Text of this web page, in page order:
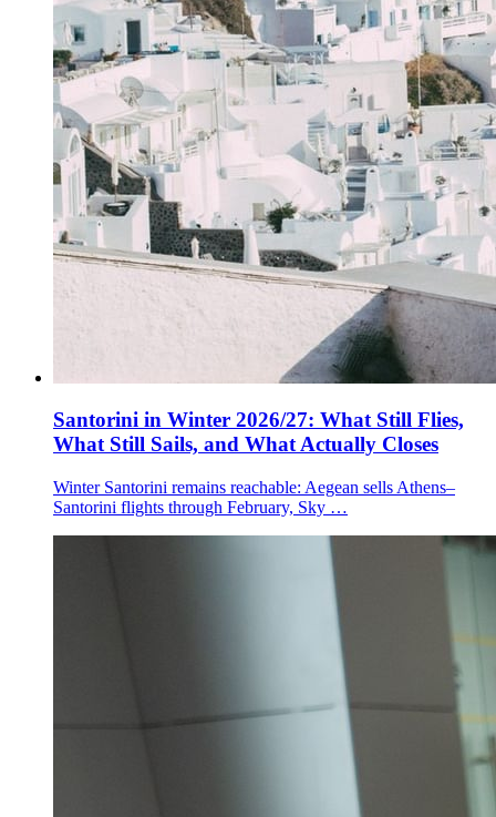
Santorini in Winter 2026/27: What Still Flies,
What Still Sails, and What Actually Closes
Winter Santorini remains reachable: Aegean sells Athens–
Santorini flights through February, Sky …